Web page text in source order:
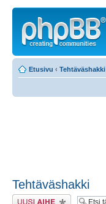
Etusivu ‹ Tehtäväshakki
Tehtäväshakki
Lähetä uusi viesti